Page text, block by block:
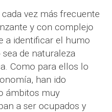
vez más frecuente
y con complejo
a identificar el humo
de naturaleza
Como para ellos lo
han ido
ámbitos muy
a ser ocupados y